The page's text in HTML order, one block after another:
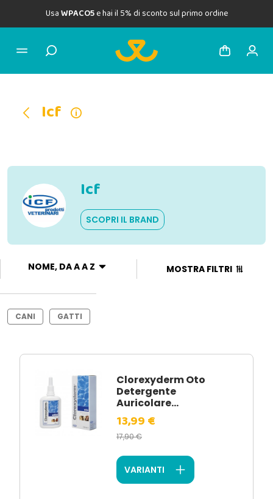
UsaWPACO5e hai il 5% di sconto sul primo ordine
Icf
Icf
SCOPRI IL BRAND
NOME, DA A A Z MOSTRA FILTRI
CANI GATTI
Clorexyderm Oto
Detergente
Auricolare...
13,99 €
17,90 €
VARIANTI